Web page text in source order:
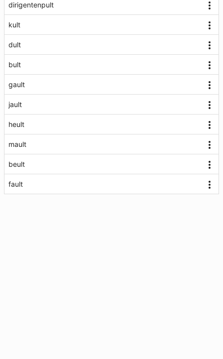
dirigentenpult
kult
dult
bult
gault
jault
heult
mault
beult
fault